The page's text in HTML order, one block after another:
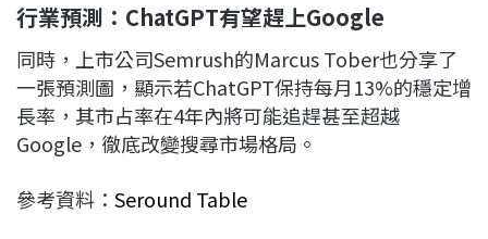
行業預測：ChatGPT有望趕上Google
同時，上市公司Semrush的Marcus Tober也分享了
一張預測圖，顯示若ChatGPT保持每月13%的穩定增
長率，其市占率在4年內將可能追趕甚至超越
Google，徹底改變搜尋市場格局。
參考資料： Seround Table